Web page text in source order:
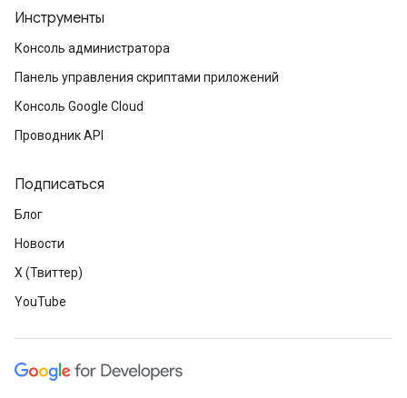
Инструменты
Консоль администратора
Панель управления скриптами приложений
Консоль Google Cloud
Проводник API
Подписаться
Блог
Новости
X (Твиттер)
YouTube